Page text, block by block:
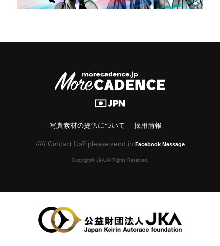
写真素材の提供について 採用情報
///// Contact Us? please send in Facebook Message
Copyright© JKA.All Rights Reserved.